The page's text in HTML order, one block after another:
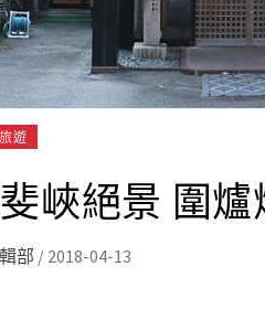
旅遊
峽絕景 圍
部 / 2018-04-13